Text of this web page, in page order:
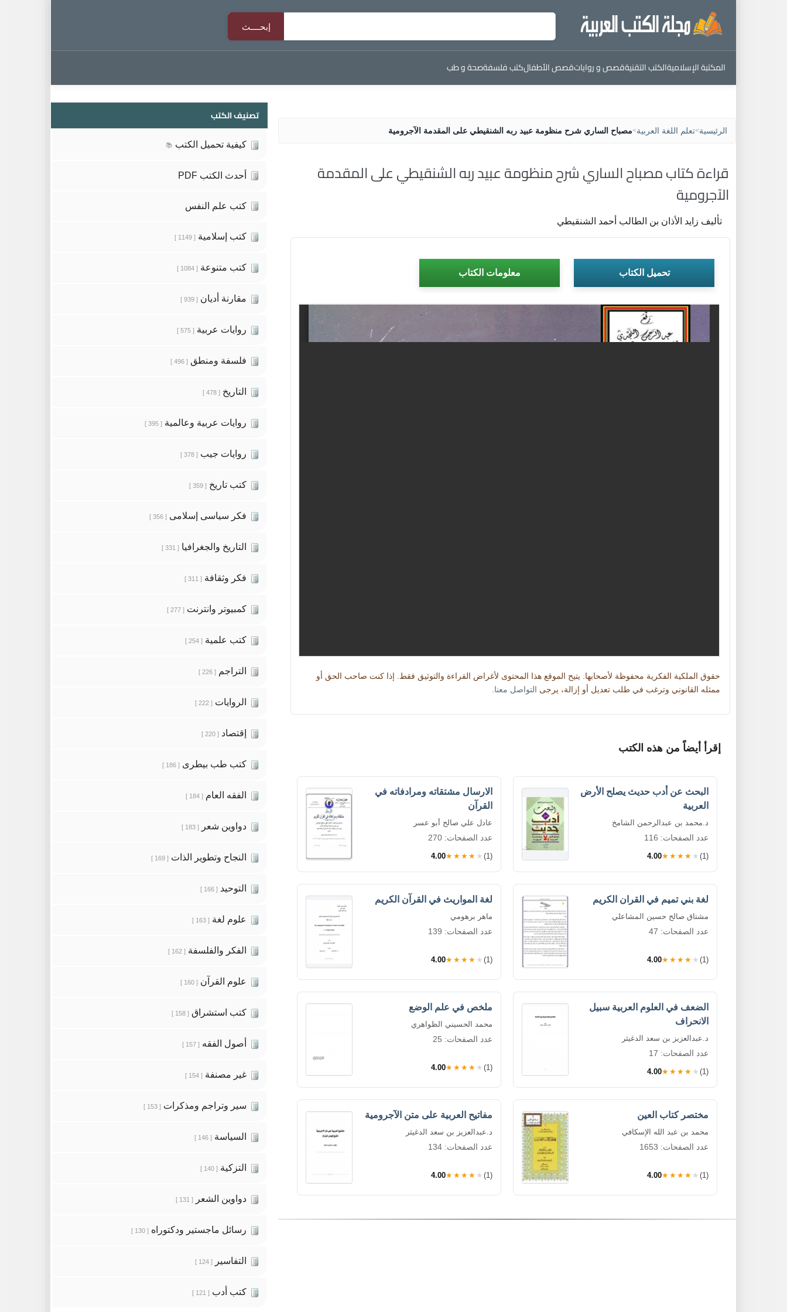
المكتبة الإسلاميةالكتب التقنيةقصص و رواياتقصص الأطفالكتب فلسفةصحة و طب
الرئيسية>تعلم اللغة العربية>مصباح الساري شرح منظومة عبيد ربه الشنقيطي على المقدمة الآجرومية
قراءة كتاب مصباح الساري شرح منظومة عبيد ربه الشنقيطي على المقدمة
الآجرومية
تأليف زايد الأذان بن الطالب أحمد الشنقيطي
تحميل الكتاب معلومات الكتاب
حقوق الملكية الفكرية محفوظة لأصحابها. يتيح الموقع هذا المحتوى لأغراض القراءة والتوثيق فقط. إذا كنت صاحب الحق أو
ممثله القانوني وترغب في طلب تعديل أو إزالة، يرجى التواصل معنا
إقرأ أيضاً من هذه الكتب
البحث عن أدب حديث يصلح الأرض
العربية
د.محمد بن عبدالرحمن الشامخ
عدد الصفحات: 116
4.00★★★★★ (1)
الارسال مشتقاته ومرادفاته في
القرآن
عادل علي صالح أبو عسر
عدد الصفحات: 270
4.00★★★★★ (1)
لغة بني تميم في القران الكريم
مشتاق صالح حسين المشاعلي
عدد الصفحات: 47
4.00★★★★★ (1)
لغة المواريث في القرآن الكريم
ماهر برهومي
عدد الصفحات: 139
4.00★★★★★ (1)
الضعف في العلوم العربية سبيل
الانحراف
د.عبدالعزيز بن سعد الدغيثر
عدد الصفحات: 17
4.00★★★★★ (1)
ملخص في علم الوضع
محمد الحسيني الظواهري
عدد الصفحات: 25
4.00★★★★★ (1)
مختصر كتاب العين
محمد بن عبد الله الإسكافي
عدد الصفحات: 1653
4.00★★★★★ (1)
مفاتيح العربية على متن الآجرومية
د.عبدالعزيز بن سعد الدغيثر
عدد الصفحات: 134
4.00★★★★★ (1)
تصنيف الكتب
كيفية تحميل الكتب 📚
أحدث الكتب PDF
كتب علم النفس
كتب إسلامية [ 1149 ]
كتب متنوعة [ 1084 ]
مقارنة أديان [ 939 ]
روايات عربية [ 575 ]
فلسفة ومنطق [ 496 ]
التاريخ [ 478 ]
روايات عربية وعالمية [ 395 ]
روايات جيب [ 378 ]
كتب تاريخ [ 359 ]
فكر سياسى إسلامى [ 356 ]
التاريخ والجغرافيا [ 331 ]
فكر وثقافة [ 311 ]
كمبيوتر وانترنت [ 277 ]
كتب علمية [ 254 ]
التراجم [ 226 ]
الروايات [ 222 ]
إقتصاد [ 220 ]
كتب طب بيطرى [ 186 ]
الفقه العام [ 184 ]
دواوين شعر [ 183 ]
النجاح وتطوير الذات [ 169 ]
التوحيد [ 166 ]
علوم لغة [ 163 ]
الفكر والفلسفة [ 162 ]
علوم القرآن [ 160 ]
كتب استشراق [ 158 ]
أصول الفقه [ 157 ]
غير مصنفة [ 154 ]
سير وتراجم ومذكرات [ 153 ]
السياسة [ 146 ]
التزكية [ 140 ]
دواوين الشعر [ 131 ]
رسائل ماجستير ودكتوراه [ 130 ]
التفاسير [ 124 ]
كتب أدب [ 121 ]